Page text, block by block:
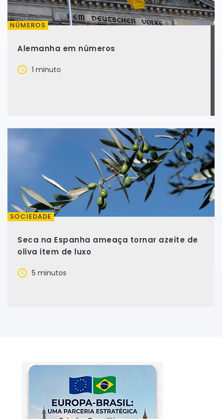
NÚMEROS
Alemanha em números
1 minuto
SOCIEDADE
Seca na Espanha ameaça tornar azeite de
oliva item de luxo
5 minutos